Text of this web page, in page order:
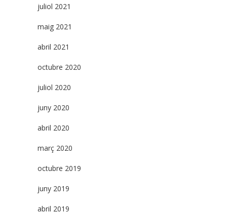
juliol 2021
maig 2021
abril 2021
octubre 2020
juliol 2020
juny 2020
abril 2020
març 2020
octubre 2019
juny 2019
abril 2019